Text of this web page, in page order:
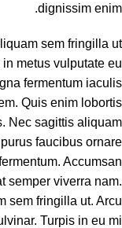
dignissim enim.
sem fringilla ut
metus vulputate eu
fermentum iaculis
Quis enim lobortis
Nec sagittis aliquam
faucibus ornare
Accumsan
semper viverra nam.
sem fringilla ut. Arcu
Turpis in eu mi